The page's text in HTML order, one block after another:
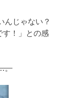
んじゃない？
す！」との感
。